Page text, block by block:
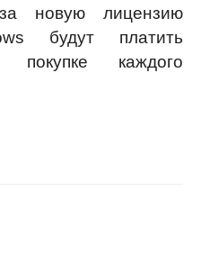
новую лицензию
будут платить
каждого